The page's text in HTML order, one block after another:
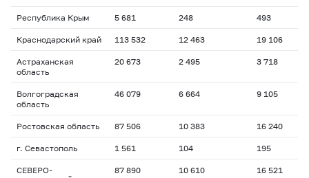
Республика Крым 5 681 248 493
Краснодарский край 113 532 12 463 19 106
Астраханская
область
20 673 2 495 3 718
Волгоградская
область
46 079 6 664 9 105
Ростовская область 87 506 10 383 16 240
г. Севастополь 1 561 104 195
СЕВЕРО-
87 890 10 610 16 521